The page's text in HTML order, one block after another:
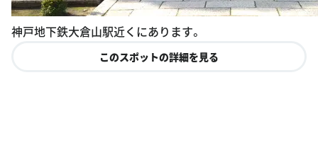
神戸地下鉄大倉山駅近くにあります。
このスポットの詳細を見る